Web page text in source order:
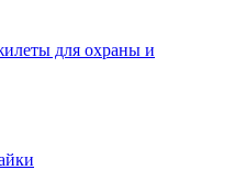
для охраны и